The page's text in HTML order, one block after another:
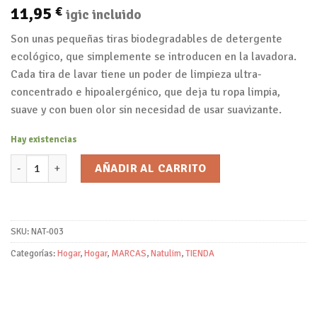
11,95 € igic incluido
Son unas pequeñas tiras biodegradables de detergente
ecológico, que simplemente se introducen en la lavadora.
Cada tira de lavar tiene un poder de limpieza ultra-
concentrado e hipoalergénico, que deja tu ropa limpia,
suave y con buen olor sin necesidad de usar suavizante.
Hay existencias
Detergente en Tiras Floral/Natulim cantidad
AÑADIR AL CARRITO
SKU:NAT-003
Categorías:Hogar,Hogar, MARCAS,Natulim,TIENDA